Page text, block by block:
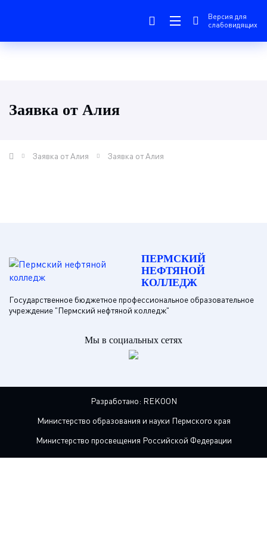
Версия для
слабовидящих
Заявка от Алия
Заявка от Алия Заявка от Алия
ПЕРМСКИЙ
НЕФТЯНОЙ
КОЛЛЕДЖ
Государственное бюджетное профессиональное образовательное
учреждение "Пермский нефтяной колледж"
Мы в социальных сетях
Разработано: REKOON
Министерство образования и науки Пермского края
Министерство просвещения Российской Федерации